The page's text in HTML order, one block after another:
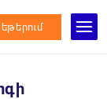
եթերում